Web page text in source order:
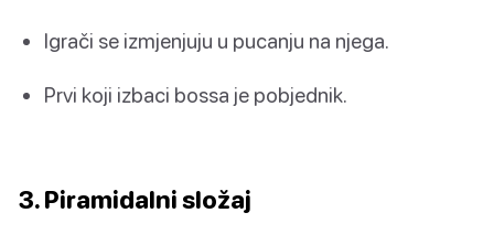
Igrači se izmjenjuju u pucanju na njega.
Prvi koji izbaci bossa je pobjednik.
3. Piramidalni složaj